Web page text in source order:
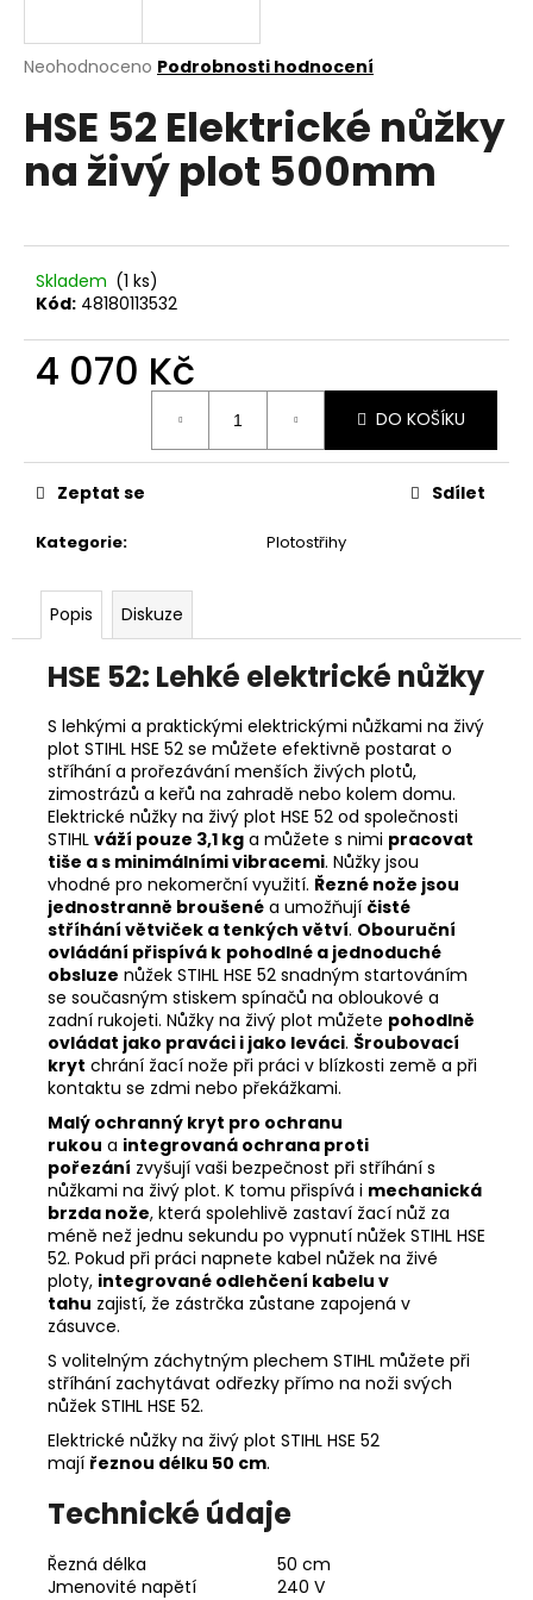
Průměrné
produktu
je
Neohodnoceno Podrobnosti hodnocení
HSE 52 Elektrické nůžky
na živý plot 500mm
Skladem (1 ks)
Kód: 48180113532
4 070 Kč
DO KOŠÍKU
Kategorie: Plotostřihy
Zeptat se Sdílet
Popis Diskuze
HSE 52: Lehké elektrické nůžky
S lehkými a praktickými elektrickými nůžkami na živý
plot STIHL HSE 52 se můžete efektivně postarat o
stříhání a prořezávání menších živých plotů,
zimostrázů a keřů na zahradě nebo kolem domu.
Elektrické nůžky na živý plot HSE 52 od společnosti
STIHL váží pouze 3,1 kg a můžete s nimi pracovat
tiše a s minimálními vibracemi. Nůžky jsou
vhodné pro nekomerční využití. Řezné nože jsou
jednostranně broušené a umožňují čisté
stříhání větviček a tenkých větví. Obouruční
ovládání přispívá k pohodlné a jednoduché
obsluze nůžek STIHL HSE 52 snadným startováním
se současným stiskem spínačů na obloukové a
zadní rukojeti. Nůžky na živý plot můžete pohodlně
ovládat jako praváci i jako leváci. Šroubovací
kryt chrání žací nože při práci v blízkosti země a při
kontaktu se zdmi nebo překážkami.
Malý ochranný kryt pro ochranu
rukou a integrovaná ochrana proti
pořezání zvyšují vaši bezpečnost při stříhání s
nůžkami na živý plot. K tomu přispívá i mechanická
brzda nože, která spolehlivě zastaví žací nůž za
méně než jednu sekundu po vypnutí nůžek STIHL HSE
52. Pokud při práci napnete kabel nůžek na živé
ploty, integrované odlehčení kabelu v
tahu zajistí, že zástrčka zůstane zapojená v
zásuvce.
S volitelným záchytným plechem STIHL můžete při
stříhání zachytávat odřezky přímo na noži svých
nůžek STIHL HSE 52.
Elektrické nůžky na živý plot STIHL HSE 52
mají řeznou délku 50 cm.
Technické údaje
Řezná délka
50 cm
Jmenovité napětí
240 V
j
t
?
D
o
č
m
HUSQVARNA
AUTOMOWER
430V
NERA
104
990
Kč